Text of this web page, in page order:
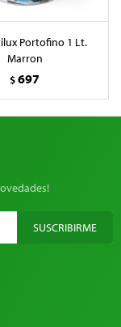
Portofino 1 Lt.
Marron
$697
SUSCRIBIRME